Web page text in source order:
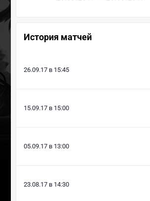
История матчей
26.09.17 в 15:45
15.09.17 в 15:00
05.09.17 в 13:00
23.08.17 в 14:30